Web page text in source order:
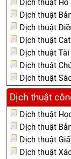
Dịch thuật
Dịch thuật
Dịch thuật
Dịch thuật
Dịch thuật Tài
Dịch thuật
Dịch thuật
Dịch thuật
Dịch thuật
Dịch thuật
Dịch thuật
Dịch thuật